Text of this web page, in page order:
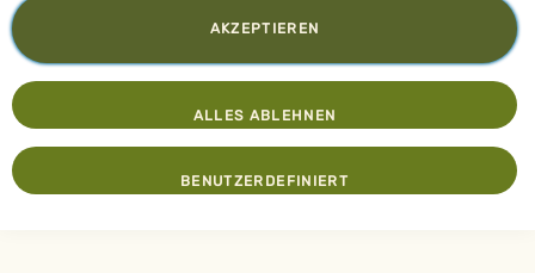
AKZEPTIEREN
BENUTZERDEFINIERT
ALLES ABLEHNEN